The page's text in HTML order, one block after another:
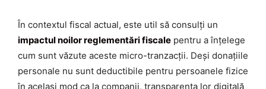
În contextul fiscal actual, este util să consulți un
impactul noilor reglementări fiscale pentru a înțelege
cum sunt văzute aceste micro-tranzacții. Deși donațiile
personale nu sunt deductibile pentru persoanele fizice
în același mod ca la companii, transparența lor digitală